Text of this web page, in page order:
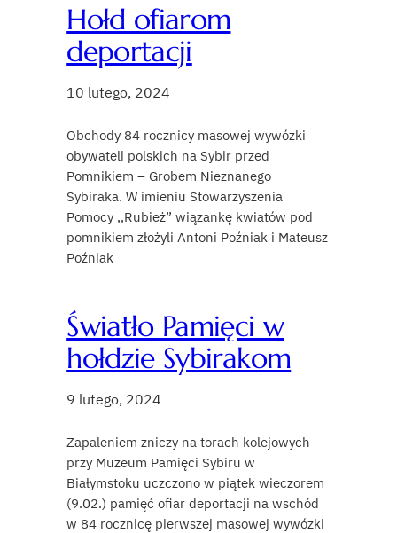
Hołd ofiarom
deportacji
10 lutego, 2024
Obchody 84 rocznicy masowej wywózki
obywateli polskich na Sybir przed
Pomnikiem – Grobem Nieznanego
Sybiraka. W imieniu Stowarzyszenia
Pomocy ,,Rubież” wiązankę kwiatów pod
pomnikiem złożyli Antoni Poźniak i Mateusz
Poźniak
Światło Pamięci w
hołdzie Sybirakom
9 lutego, 2024
Zapaleniem zniczy na torach kolejowych
przy Muzeum Pamięci Sybiru w
Białymstoku uczczono w piątek wieczorem
(9.02.) pamięć ofiar deportacji na wschód
w 84 rocznicę pierwszej masowej wywózki